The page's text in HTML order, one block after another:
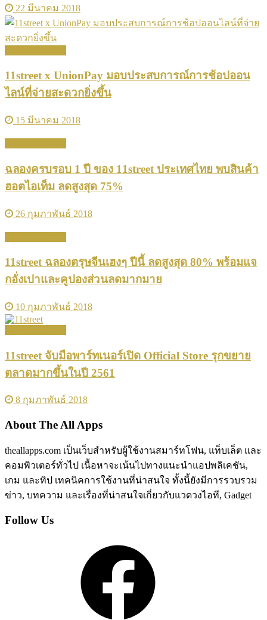
22 มีนาคม 2018
11street x UnionPay มอบประสบการณ์การช้อปออน
ไลน์ที่จ่ายสะดวกยิ่งขึ้น
15 มีนาคม 2018
ฉลองครบรอบ 1 ปี ของ 11street ประเทศไทย พบสินค้า
ฮอตไอเท็ม ลดสูงสุด 75%
26 กุมภาพันธ์ 2018
11street ฉลองตรุษจีนเฮงๆ ปีนี้ ลดสูงสุด 80% พร้อมแจ
กอั่งเปาและคูปองส่วนลดมากมาย
10 กุมภาพันธ์ 2018
11street จับมือพาร์ทเนอร์เปิด Official Store รุกขยาย
ตลาดมากขึ้นในปี 2561
8 กุมภาพันธ์ 2018
About The All Apps
theallapps.com เป็นเว็บสำหรับผู้ใช้งานสมาร์ทโฟน, แท็บเล็ต และ
คอมพิวเตอร์ทั่วไป เนื้อหาจะเน้นไปทางแนะนำแอปพลิเคชัน,
เกม และทิป เทคนิคการใช้งานที่น่าสนใจ ทั้งนี้ยังมีการรวบรวม
ข่าว, บทความ และเรื่องที่น่าสนใจเกี่ยวกับแวดวงไอที, Gadget
Follow Us